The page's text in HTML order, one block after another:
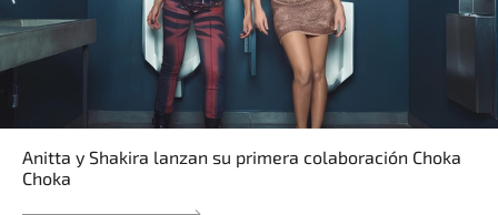
Anitta y Shakira lanzan su primera colaboración Choka
Choka